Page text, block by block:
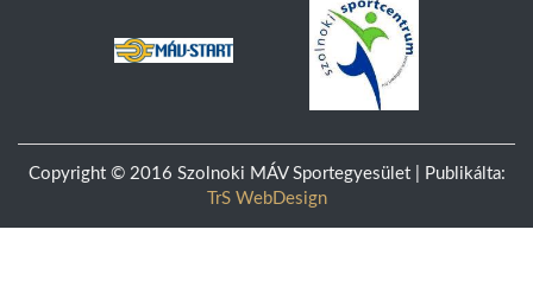
Copyright © 2016 Szolnoki MÁV Sportegyesület | Publikálta:
TrS WebDesign